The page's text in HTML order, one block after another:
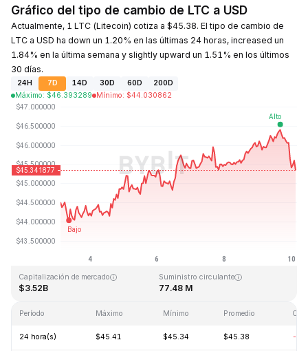
Gráfico del tipo de cambio de LTC a USD
Actualmente, 1 LTC (Litecoin) cotiza a $45.38. El tipo de cambio de
LTC a USD ha down un 1.20% en las últimas 24 horas, increased un
1.84% en la última semana y slightly upward un 1.51% en los últimos
30 días.
24H 7D 14D 30D 60D
200D
Máximo: $46.393289 Mínimo: $44.030862
Última actualización: 2026-08-10, 02:45 GMT+0
Máximo histórico
Capitalización de mercado
$3.52B
Suministro circulante
77.48 M
Período Máximo Mínimo Promedio
24 hora(s) $45.41 $45.34 $45.38 -